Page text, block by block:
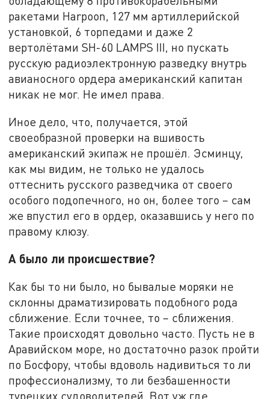
ракетами Harpoon, 127 мм артиллерийской
установкой, 6 торпедами и даже 2
вертолётами SH-60 LAMPS III, но пускать
русскую радиоэлектронную разведку внутрь
авианосного ордера американский капитан
никак не мог. Не имел права.
Иное дело, что, получается, этой
своеобразной проверки на вшивость
американский экипаж не прошёл. Эсминцу,
как мы видим, не только не удалось
оттеснить русского разведчика от своего
особого подопечного, но он, более того – сам
же впустил его в ордер, оказавшись у него по
правому клюзу.
А было ли происшествие?
Как бы то ни было, но бывалые моряки не
склонны драматизировать подобного рода
сближение. Если точнее, то – сближения.
Такие происходят довольно часто. Пусть не в
Аравийском море, но достаточно разок пройти
по Босфору, чтобы вдоволь надивиться то ли
профессионализму, то ли безбашенности
турецких судоводителей. Вот уж где